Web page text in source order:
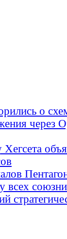
о
через
всех